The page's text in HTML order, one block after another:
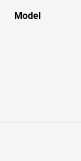
Model